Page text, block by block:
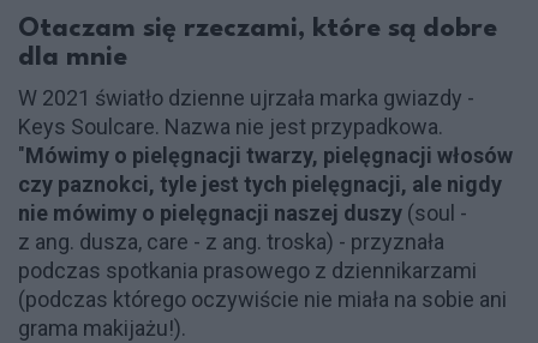
Otaczam się rzeczami, które są dobre
dla mnie
W 2021 światło dzienne ujrzała marka gwiazdy -
Keys Soulcare. Nazwa nie jest przypadkowa.
"Mówimy o pielęgnacji twarzy, pielęgnacji włosów
czy paznokci, tyle jest tych pielęgnacji, ale nigdy
nie mówimy o pielęgnacji naszej duszy (soul -
z ang. dusza, care - z ang. troska) - przyznała
podczas spotkania prasowego z dziennikarzami
(podczas którego oczywiście nie miała na sobie ani
grama makijażu!).